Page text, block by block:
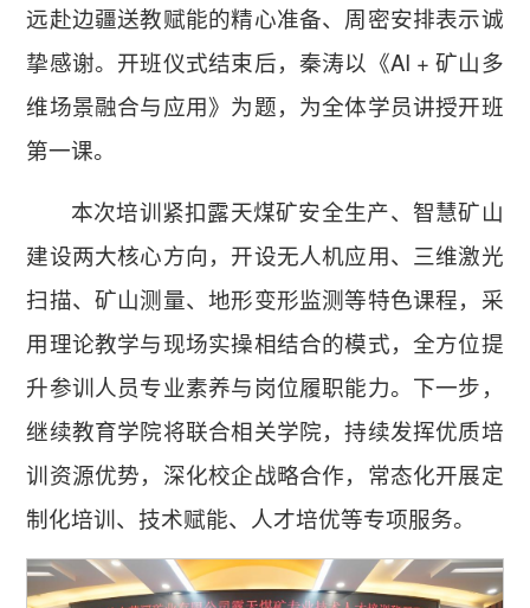
远赴边疆送教赋能的精心准备、周密安排表示诚
挚感谢。开班仪式结束后，秦涛以《AI + 矿山多
维场景融合与应用》为题，为全体学员讲授开班
第一课。
本次培训紧扣露天煤矿安全生产、智慧矿山
建设两大核心方向，开设无人机应用、三维激光
扫描、矿山测量、地形变形监测等特色课程，采
用理论教学与现场实操相结合的模式，全方位提
升参训人员专业素养与岗位履职能力。下一步，
继续教育学院将联合相关学院，持续发挥优质培
训资源优势，深化校企战略合作，常态化开展定
制化培训、技术赋能、人才培优等专项服务。